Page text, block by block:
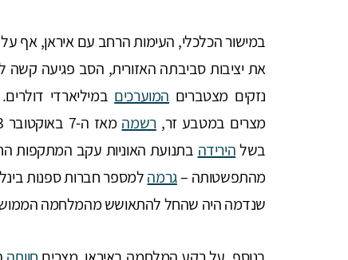
במישור הכלכלי, העימות הרחב עם איראן, אף
את יציבות סביבתה האזורית, הסב פגיעה קשה
נזקים מצטברים המוערכים במיליארדי
מצרים במטבע זר, רשמה
בשלהירידה בתנועת האוניות עקב המתקפות
מהתפשטותה –גרמהלמספר חברות ספנות
שנדמה היה שהחל להתאושש מהמלחמה